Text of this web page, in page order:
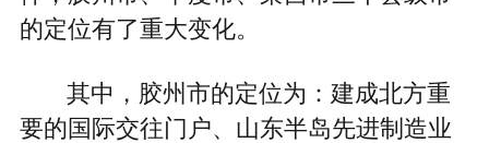
的定位有了重大变化。
其中，胶州市的定位为：建成北方重
要的国际交往门户、山东半岛先进制造业